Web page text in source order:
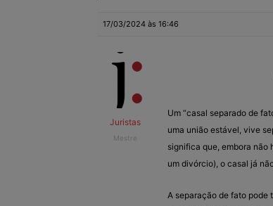
17/03/2024 às 16:46
Juristas
Mestre
Um “casal separado de
uma união estável, vive
significa que, embora não
um divórcio), o casal já
A separação de fato pode